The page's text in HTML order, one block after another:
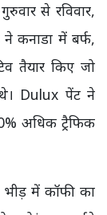
से रविवार,
कनाडा में बर्फ,
तैयार किए जो
Dulux पेंट ने
अधिक ट्रैफिक
में कॉफी का